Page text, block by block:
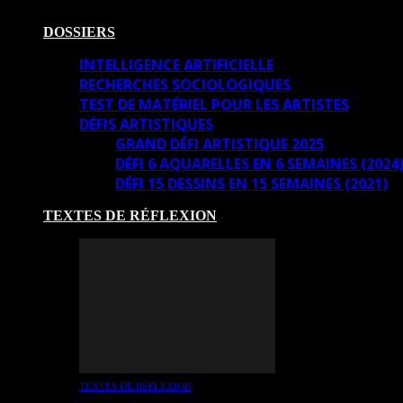
DOSSIERS
INTELLIGENCE ARTIFICIELLE
RECHERCHES SOCIOLOGIQUES
TEST DE MATÉRIEL POUR LES ARTISTES
DÉFIS ARTISTIQUES
GRAND DÉFI ARTISTIQUE 2025
DÉFI 6 AQUARELLES EN 6 SEMAINES (2024)
DÉFI 15 DESSINS EN 15 SEMAINES (2021)
TEXTES DE RÉFLEXION
TEXTES DE RÉFLEXION